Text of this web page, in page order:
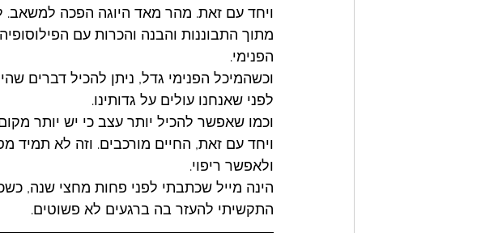
ויחד עם זאת. מהר מאד היוגה הפכה למשאב.
מתוך התבוננות והבנה והכרות עם
הפנימי.
וכשהמיכל הפנימי גדל, ניתן להכיל דברים
לפני שאנחנו עולים על גדותינו.
וכמו שאפשר להכיל יותר עצב כי יש יותר
ויחד עם זאת, החיים מורכבים. וזה לא תמיד
ולאפשר ריפוי.
הינה מייל שכתבתי לפני פחות מחצי שנה,
התקשיתי להעזר בה ברגעים לא פשוטים.